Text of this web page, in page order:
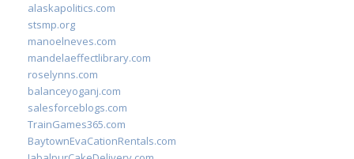
alaskapolitics.com
stsmp.org
manoelneves.com
mandelaeffectlibrary.com
roselynns.com
balanceyoganj.com
salesforceblogs.com
TrainGames365.com
BaytownEvaCationRentals.com